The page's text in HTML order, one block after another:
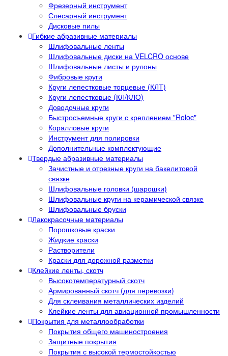
Фрезерный инструмент
Слесарный инструмент
Дисковые пилы
Гибкие абразивные материалы
Шлифовальные ленты
Шлифовальные диски на VELCRO основе
Шлифовальные листы и рулоны
Фибровые круги
Круги лепестковые торцевые (КЛТ)
Круги лепестковые (КЛ/КЛО)
Доводочные круги
Быстросъемные круги с креплением "Roloc"
Коралловые круги
Инструмент для полировки
Дополнительные комплектующие
Твердые абразивные материалы
Зачистные и отрезные круги на бакелитовой
связке
Шлифовальные головки (шарошки)
Шлифовальные круги на керамической связке
Шлифовальные бруски
Лакокрасочные материалы
Порошковые краски
Жидкие краски
Растворители
Краски для дорожной разметки
Клейкие ленты, скотч
Высокотемпературный скотч
Армированный скотч (для перевозки)
Для склеивания металлических изделий
Клейкие ленты для авиационной промышленности
Покрытия для металлообработки
Покрытия общего машиностроения
Защитные покрытия
Покрытия с высокой термостойкостью